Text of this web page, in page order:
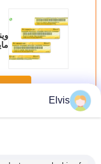
أكثرمفتاح منتج
Elvis